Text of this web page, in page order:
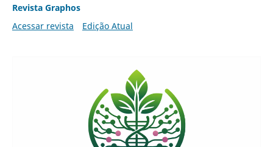
Revista Graphos
Acessar revista
Edição Atual